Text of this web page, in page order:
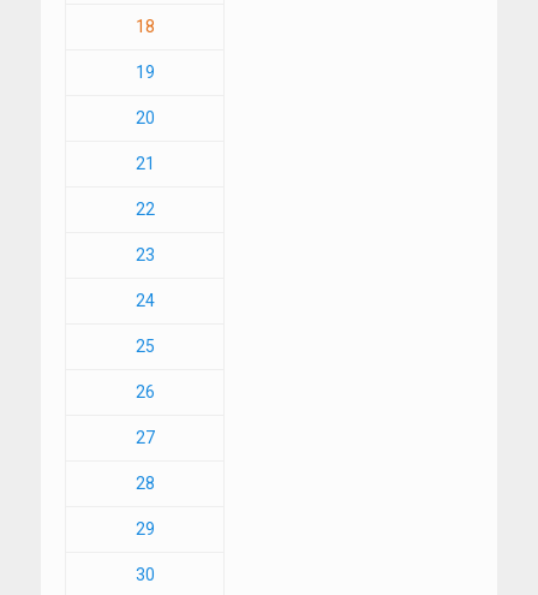
18
19
20
21
22
23
24
25
26
27
28
29
30